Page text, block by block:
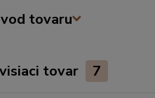
tovaru
tovar 7